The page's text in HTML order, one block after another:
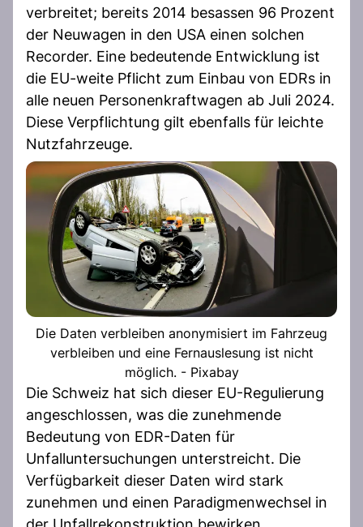
verbreitet; bereits 2014 besassen 96 Prozent
der Neuwagen in den USA einen solchen
Recorder. Eine bedeutende Entwicklung ist
die EU-weite Pflicht zum Einbau von EDRs in
alle neuen Personenkraftwagen ab Juli 2024.
Diese Verpflichtung gilt ebenfalls für leichte
Nutzfahrzeuge.
Die Daten verbleiben anonymisiert im Fahrzeug
verbleiben und eine Fernauslesung ist nicht
möglich. - Pixabay
Die Schweiz hat sich dieser EU-Regulierung
angeschlossen, was die zunehmende
Bedeutung von EDR-Daten für
Unfalluntersuchungen unterstreicht. Die
Verfügbarkeit dieser Daten wird stark
zunehmen und einen Paradigmenwechsel in